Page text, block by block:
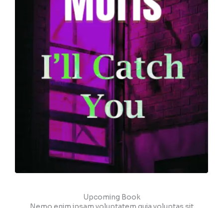
Upcoming Book